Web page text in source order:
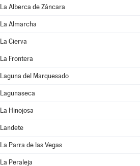
La Alberca de Záncara
La Almarcha
La Cierva
La Frontera
Laguna del Marquesado
Lagunaseca
La Hinojosa
Landete
La Parra de las Vegas
La Peraleja